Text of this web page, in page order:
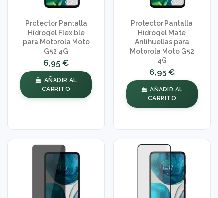
Protector Pantalla
Hidrogel Flexible
para Motorola Moto
G52 4G
6,95 €
AÑADIR AL
CARRITO
Protector Pantalla
Hidrogel Mate
Antihuellas para
Motorola Moto G52
4G
6,95 €
AÑADIR AL
CARRITO